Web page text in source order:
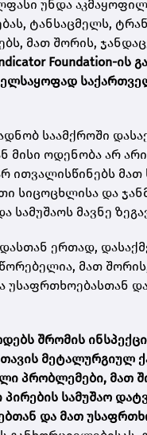
უნდა
ტანსაცმელს,
მათ შორის,
Foundation-ის
საამქროში
ოდენობა არ
ითვალისწინებს
სიცოცხლისა და
სამუშაოს მავნე
ერთად,
მათ
შრომის
მეტალურგიულ
პრობლემები, მათ
სამუშაო
და მათ